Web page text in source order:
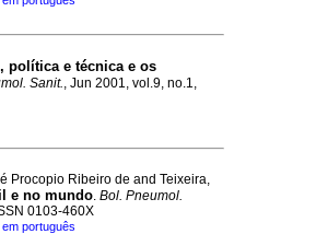
política e técnica e os
Sanit., Jun 2001, vol.9, no.1,
Procopio Ribeiro de and Teixeira,
e no mundo. Bol. Pneumol.
0103-460X
português